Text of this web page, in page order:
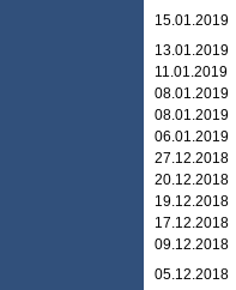
15.01.2019
13.01.2019
11.01.2019
08.01.2019
08.01.2019
06.01.2019
27.12.2018
20.12.2018
19.12.2018
17.12.2018
09.12.2018
05.12.2018